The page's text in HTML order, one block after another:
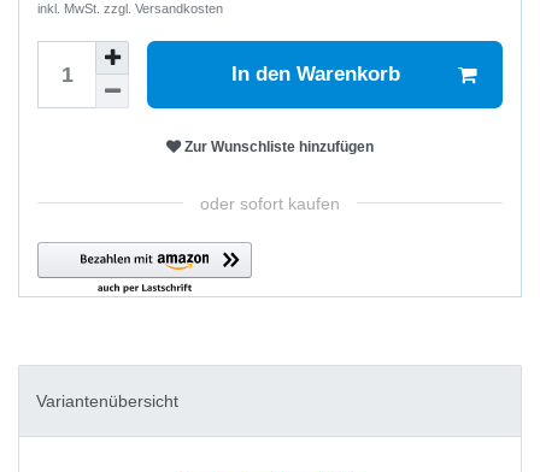
inkl. MwSt. zzgl. Versandkosten
In den Warenkorb
Zur Wunschliste hinzufügen
oder sofort kaufen
Variantenübersicht